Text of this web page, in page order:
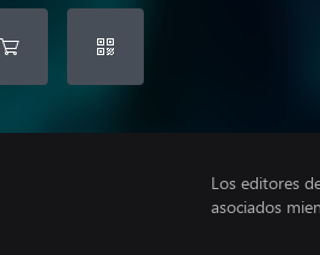
Los editores
asociados